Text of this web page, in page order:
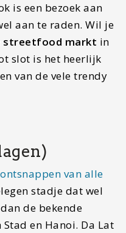
is een bezoek aan
aan te raden. Wil je
streetfood markt in
slot is het heerlijk
van de vele trendy
van alle
stadje dat wel
de bekende
en Hanoi. Da Lat